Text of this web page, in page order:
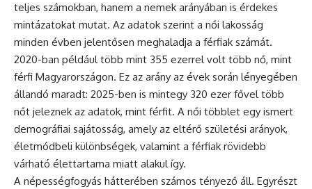
teljes számokban, hanem a nemek arányában is érdekes
mintázatokat mutat. Az adatok szerint a női lakosság
minden évben jelentősen meghaladja a férfiak számát.
2020-ban például több mint 355 ezerrel volt több nő, mint
férfi Magyarországon. Ez az arány az évek során lényegében
állandó maradt: 2025-ben is mintegy 320 ezer fővel több
nőt jeleznek az adatok, mint férfit. A női többlet egy ismert
demográfiai sajátosság, amely az eltérő születési arányok,
életmódbeli különbségek, valamint a férfiak rövidebb
várható élettartama miatt alakul így.
A népességfogyás hátterében számos tényező áll. Egyrészt